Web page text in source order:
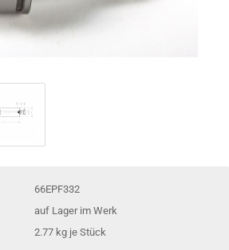
66EPF332
auf Lager im Werk
2.77 kg je Stück